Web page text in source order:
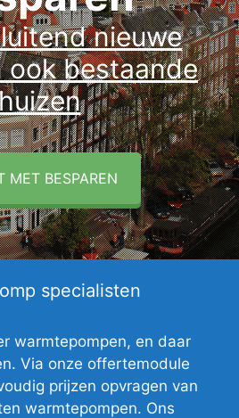
nieuwe
ook bestaande
MET BESPAREN
specialisten
warmtepompen, en daar
Via onze offertemodule
prijzen opvragen van
warmtepompen. Ons